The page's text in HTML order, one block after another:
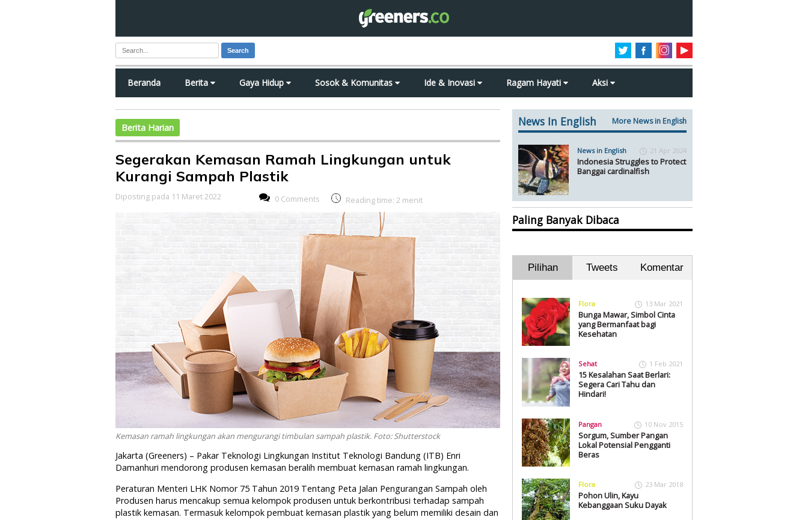
Search
Beranda Berita Gaya Hidup Sosok & Komunitas Ide & Inovasi Ragam Hayati Aksi
Berita Harian
Segerakan Kemasan Ramah Lingkungan untuk
Kurangi Sampah Plastik
Diposting pada 11 Maret 2022 0 Comments Reading time: 2 menit
Kemasan ramah lingkungan akan mengurangi timbulan sampah plastik. Foto: Shutterstock
Jakarta (Greeners) – Pakar Teknologi Lingkungan Institut Teknologi Bandung (ITB) Enri
Damanhuri mendorong produsen kemasan beralih membuat kemasan ramah lingkungan.
Peraturan Menteri LHK Nomor 75 Tahun 2019 Tentang Peta Jalan Pengurangan Sampah oleh
Produsen harus mencakup semua kelompok produsen untuk berkontribusi terhadap sampah
plastik kemasan. Termasuk kelompok pembuat kemasan plastik yang belum memiliki desain dan
News In English More News in English
News in English 21 Apr 2024
Indonesia Struggles to Protect
Banggai cardinalfish
Paling Banyak Dibaca
Pilihan Tweets Komentar
Flora 13 Mar 2021
Bunga Mawar, Simbol Cinta
yang Bermanfaat bagi
Kesehatan
Sehat 1 Feb 2021
15 Kesalahan Saat Berlari:
Segera Cari Tahu dan
Hindari!
Pangan 10 Nov 2015
Sorgum, Sumber Pangan
Lokal Potensial Pengganti
Beras
Flora 23 Mar 2018
Pohon Ulin, Kayu
Kebanggaan Suku Dayak